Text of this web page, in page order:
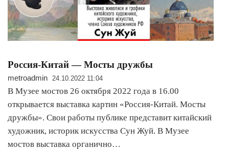
Россия-Китай — Мосты дружбы
metroadmin 24.10.2022 11:04
В Музее мостов 26 октября 2022 года в 16.00
открывается выставка картин «Россия-Китай. Мосты
дружбы». Свои работы публике представит китайский
художник, историк искусства Сун Жуй. В Музее
мостов выставка органично…